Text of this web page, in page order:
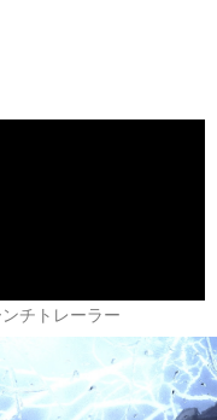
チトレーラー